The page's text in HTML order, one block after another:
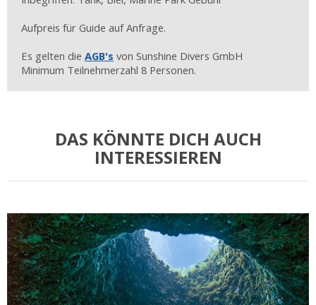
Aufpreis für Guide auf Anfrage.
Es gelten die AGB's von Sunshine Divers GmbH
Minimum Teilnehmerzahl 8 Personen.
DAS KÖNNTE DICH AUCH
INTERESSIEREN